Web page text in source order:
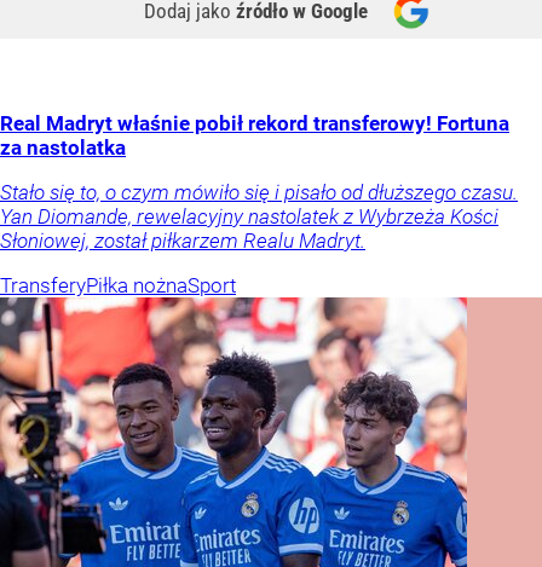
Dodaj jako źródło w Google
Real Madryt właśnie pobił rekord transferowy! Fortuna
za nastolatka
Stało się to, o czym mówiło się i pisało od dłuższego czasu.
Yan Diomande, rewelacyjny nastolatek z Wybrzeża Kości
Słoniowej, został piłkarzem Realu Madryt.
TransferyPiłka nożnaSport